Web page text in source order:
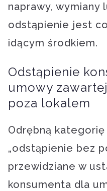
naprawy, wymiany
odstąpienie jest
idącym środkiem.
Odstąpienie
umowy
poza lokalem
Odrębną
„odstąpienie bez
przewidziane w
konsumenta dla